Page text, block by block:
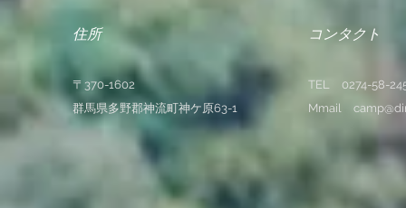
​住所
〒370-1602
​群馬県多野郡神流町神ケ原63-1
​コンタクト
TEL 0274-58-
Mmail